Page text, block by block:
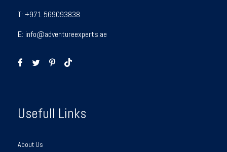
T: +971 569093838
E: info@adventureexperts.ae
Usefull Links
About Us